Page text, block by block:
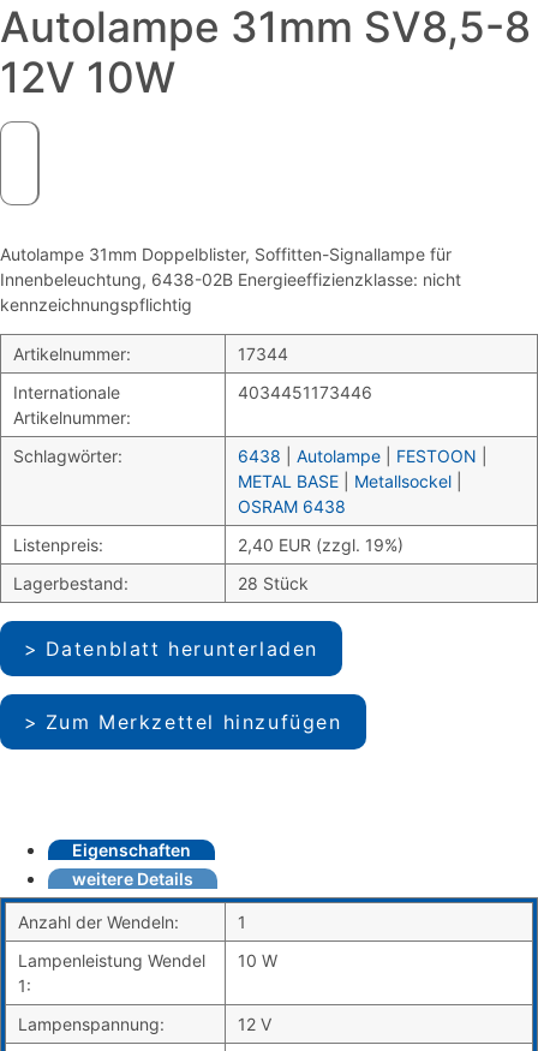
Autolampe 31mm SV8,5-8
12V 10W
Autolampe 31mm Doppelblister, Soffitten-Signallampe für
Innenbeleuchtung, 6438-02B Energieeffizienzklasse: nicht
kennzeichnungspflichtig
Artikelnummer:
17344
Internationale
Artikelnummer:
4034451173446
Schlagwörter: 6438 Autolampe FESTOON
METAL BASE
Metallsockel
OSRAM 6438
Listenpreis:
2,40 EUR (zzgl. 19%)
Lagerbestand:
28 Stück
Datenblatt herunterladen
Zum Merkzettel hinzufügen
Eigenschaften
weitere Details
Anzahl der Wendeln:
1
Lampenleistung Wendel
1:
10 W
Lampenspannung:
12 V